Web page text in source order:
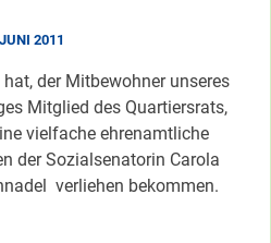
2011
der Mitbewohner unseres
Mitglied des Quartiersrats,
vielfache ehrenamtliche
der Sozialsenatorin Carola
verliehen bekommen.